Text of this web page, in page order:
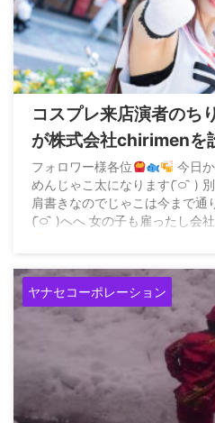
コスプレ来店演者のち
が株式会社chirimenを
とwww
フォロワー様各位
今日
めんじゃこ太になります( ᷇࿀ ᷆ )
肩書きなのでじゃこは今まで通
( ᷇࿀ ᷆ )へへ 女の子も雇ったし会
ヤナセコーポレーション